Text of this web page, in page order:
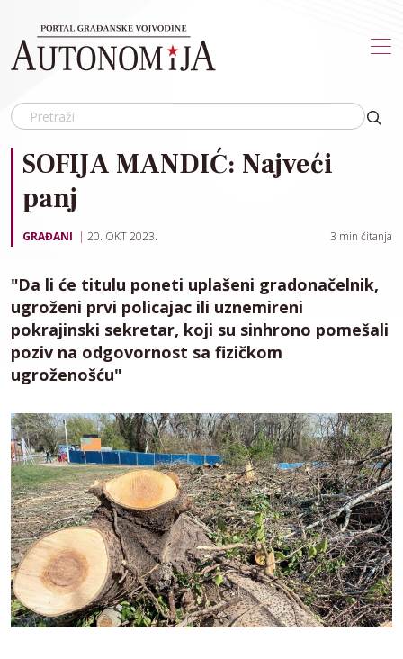
SOFIJA MANDIĆ: Najveći
panj
GRAĐANI 20. OKT 2023. 3 min čitanja
"Da li će titulu poneti uplašeni gradonačelnik,
ugroženi prvi policajac ili uznemireni
pokrajinski sekretar, koji su sinhrono pomešali
poziv na odgovornost sa fizičkom
ugroženošću"